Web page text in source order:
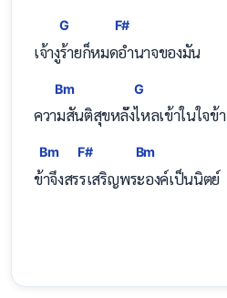
เจ้า
G
งูร้ายก็หม
F#
ดอำนาจของมัน
คว
Bm
ามสันติสุขหลั
G
่งไหลเข้าในใจข้า
Bm
ข้าจึงส
F#
รรเสริญพ
Bm
ระองค์เป็นนิตย์